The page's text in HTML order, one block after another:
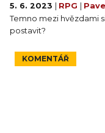
5. 6. 2023 | RPG |
Temno mezi hvězdami
postavit?
KOMENTÁŘ